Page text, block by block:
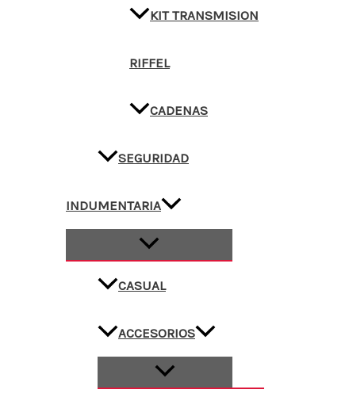
KIT TRANSMISION
RIFFEL
CADENAS
SEGURIDAD
INDUMENTARIA
CASUAL
ACCESORIOS